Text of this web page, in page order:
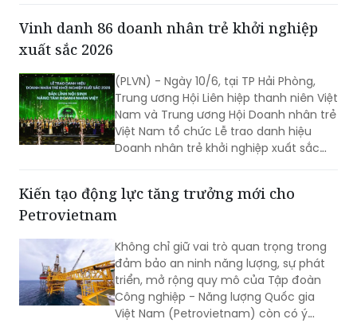
những hành động đẹp, những tấm
Vinh danh 86 doanh nhân trẻ khởi nghiệp
xuất sắc 2026
(PLVN) - Ngày 10/6, tại TP Hải Phòng,
Trung ương Hội Liên hiệp thanh niên Việt
Nam và Trung ương Hội Doanh nhân trẻ
Việt Nam tổ chức Lễ trao danh hiệu
Doanh nhân trẻ khởi nghiệp xuất sắc
Kiến tạo động lực tăng trưởng mới cho
Petrovietnam
Không chỉ giữ vai trò quan trọng trong
đảm bảo an ninh năng lượng, sự phát
triển, mở rộng quy mô của Tập đoàn
Công nghiệp - Năng lượng Quốc gia
Việt Nam (Petrovietnam) còn có ý